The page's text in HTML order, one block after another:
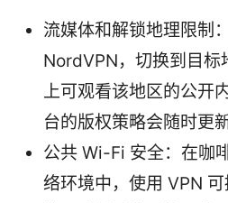
流媒体和解锁地理限制
NordVPN，切换到目标
上可观看该地区的公开
台的版权策略会随时更新
公共 Wi-Fi 安全：在咖
络环境中，使用 VPN